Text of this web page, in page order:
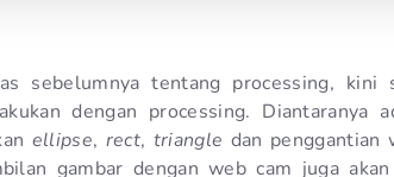
sebelumnya tentang processing, kini
dengan processing. Diantaranya
ellipse, rect, triangle dan penggantian
gambar dengan web cam juga